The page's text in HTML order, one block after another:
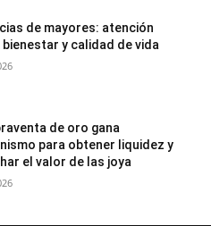
de mayores: atención
y calidad de vida
de oro gana
para obtener liquidez y
el valor de las joya